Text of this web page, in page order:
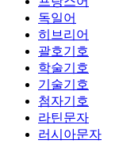
독일어
히브리어
괄호기호
학술기호
기술기호
첨자기호
라틴문자
러시아문자